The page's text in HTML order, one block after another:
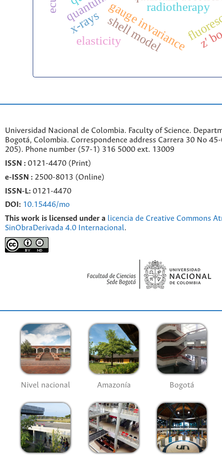
gauge invariance
shell model
x-rays
radiotherapy
elasticity z′
Universidad Nacional de Colombia. Faculty of Science.
Bogotá, Colombia. Correspondence address Carrera 30 No
205). Phone number (57-1) 316 5000 ext. 13009
ISSN : 0121-4470 (Print)
e- ISSN : 2500-8013 (Online)
ISSN-L: 0121-4470
DOI: 10.15446/mo
This work is licensed under a licencia de Creative Commons
SinObraDerivada 4.0 Internacional.
Nivel nacional Amazonía Bogotá